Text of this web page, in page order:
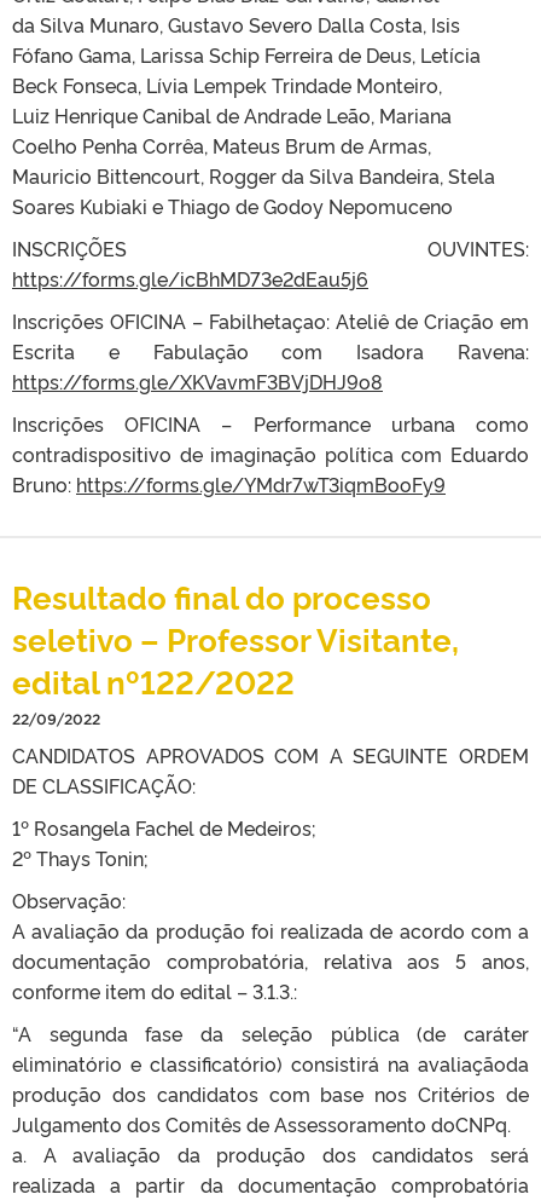
da Silva Munaro, Gustavo Severo Dalla Costa, Isis
Fófano Gama, Larissa Schip Ferreira de Deus, Letícia
Beck Fonseca, Lívia Lempek Trindade Monteiro,
Luiz Henrique Canibal de Andrade Leão, Mariana
Coelho Penha Corrêa, Mateus Brum de Armas,
Mauricio Bittencourt, Rogger da Silva Bandeira, Stela
Soares Kubiaki e Thiago de Godoy Nepomuceno
INSCRIÇÕES OUVINTES:
https://forms.gle/icBhMD73e2dEau5j6
Inscrições OFICINA – Fabilhetaçao: Ateliê de Criação em
Escrita e Fabulação com Isadora Ravena:
https://forms.gle/XKVavmF3BVjDHJ9o8
Inscrições OFICINA – Performance urbana como
contradispositivo de imaginação política com Eduardo
Bruno: https://forms.gle/YMdr7wT3iqmBooFy9
Resultado final do processo
seletivo – Professor Visitante,
edital nº122/2022
22/09/2022
CANDIDATOS APROVADOS COM A SEGUINTE ORDEM
DE CLASSIFICAÇÃO:
1º Rosangela Fachel de Medeiros;
2º Thays Tonin;
Observação:
A avaliação da produção foi realizada de acordo com a
documentação comprobatória, relativa aos 5 anos,
conforme item do edital – 3.1.3.:
“A segunda fase da seleção pública (de caráter
eliminatório e classificatório) consistirá na avaliaçãoda
produção dos candidatos com base nos Critérios de
Julgamento dos Comitês de Assessoramento doCNPq.
a. A avaliação da produção dos candidatos será
realizada a partir da documentação comprobatória